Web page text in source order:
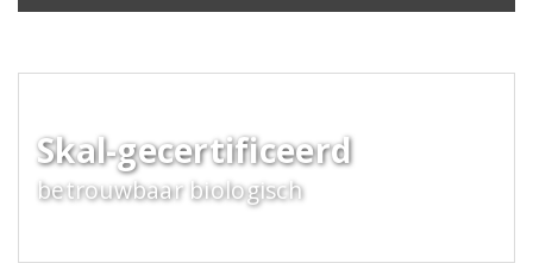
Skal-gecertificeerd
betrouwbaar biologisch